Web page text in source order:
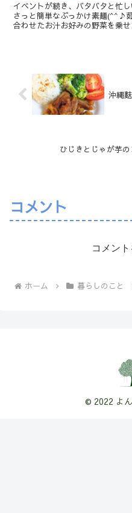
イベントが続き、バタバタと忙
さっと簡単なぶっかけ素麺(^^♪
合わせたお汁お好みの野菜を乗
沖縄
ひじきとじゃが芋
コメント
コメン
ホーム 暮らしのこと
© 2022 よ